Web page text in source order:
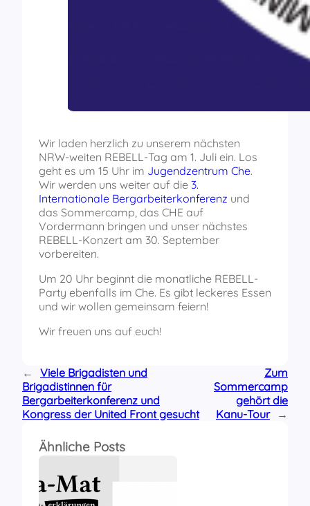
Wir laden herzlich zu unserem nächsten
NRW-weiten REBELL-Tag am 1. Juli ein. Los
geht es um 15 Uhr im Jugendzentrum Che.
Wir werden uns weiter auf die 3.
Internationale Bergarbeiterkonferenz und
das Sommercamp, das CHE auf
Vordermann bringen und unser nächstes
REBELL-Konzert am 30. September
vorbereiten.
Um 20 Uhr beginnt die monatliche REBELL-
Party ebenfalls im Che. Es gibt leckeres Essen
und wir wollen gemeinsam feiern!
Wir freuen uns auf euch!
←
Viele Brigadisten und
Brigadistinnen für
Bergarbeiterkonferenz und
Kongress der United Front gesucht
Zum
Sommercamp
gehört die
Kanu-Tour
→
Ähnliche Posts